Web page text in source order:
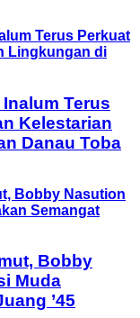
Terus
Kelestarian
Danau Toba
Bobby
Muda
’45